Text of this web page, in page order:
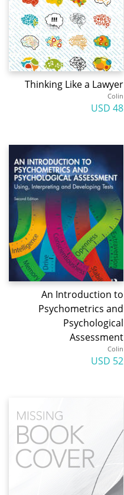
Thinking Like a Lawyer
Colin
48 USD
An Introduction to
Psychometrics and
Psychological
Assessment
Colin
52 USD